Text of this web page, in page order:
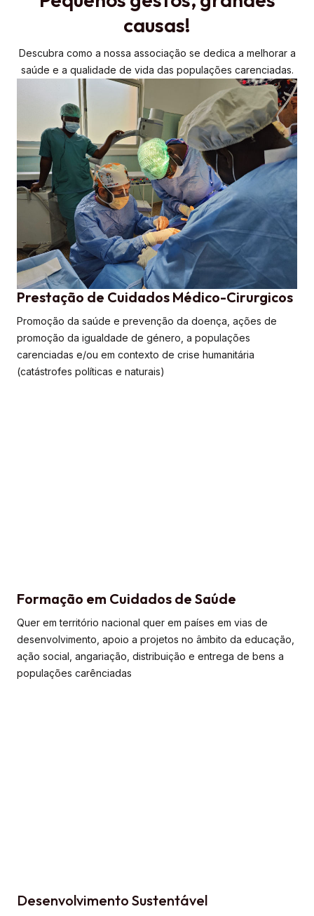
causas!
Descubra como a nossa associação se dedica a melhorar a
saúde e a qualidade de vida das populações carenciadas.
Prestação de Cuidados Médico-Cirurgicos
Promoção da saúde e prevenção da doença, ações de
promoção da igualdade de género, a populações
carenciadas e/ou em contexto de crise humanitária
(catástrofes políticas e naturais)
Formação em Cuidados de Saúde
Quer em território nacional quer em países em vias de
desenvolvimento, apoio a projetos no âmbito da educação,
ação social, angariação, distribuição e entrega de bens a
populações carênciadas
Desenvolvimento Sustentável